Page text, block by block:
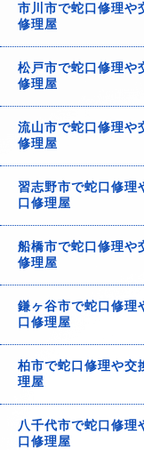
市川市で蛇口修理や
修理屋
松戸市で蛇口修理や
修理屋
流山市で蛇口修理や
修理屋
習志野市で蛇口修理
口修理屋
船橋市で蛇口修理や
修理屋
鎌ヶ谷市で蛇口修理
口修理屋
柏市で蛇口修理や交
理屋
八千代市で蛇口修
口修理屋